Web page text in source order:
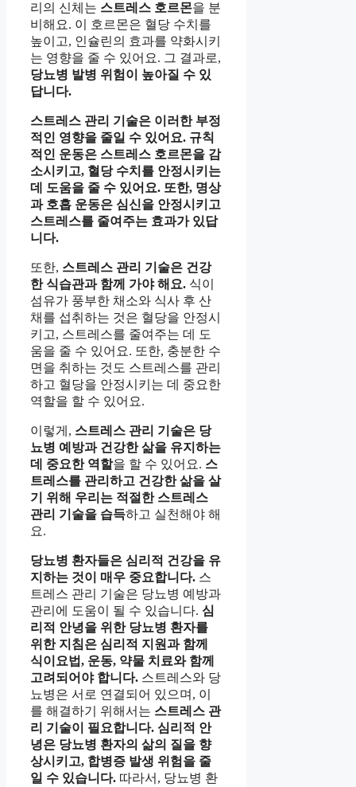
리의 신체는 스트레스 호르몬을 분
비해요. 이 호르몬은 혈당 수치를
높이고, 인슐린의 효과를 약화시키
는 영향을 줄 수 있어요. 그 결과로,
당뇨병 발병 위험이 높아질 수 있
답니다.
스트레스 관리 기술은 이러한 부정
적인 영향을 줄일 수 있어요. 규칙
적인 운동은 스트레스 호르몬을 감
소시키고, 혈당 수치를 안정시키는
데 도움을 줄 수 있어요. 또한, 명상
과 호흡 운동은 심신을 안정시키고
스트레스를 줄여주는 효과가 있답
니다.
또한, 스트레스 관리 기술은 건강
한 식습관과 함께 가야 해요. 식이
섬유가 풍부한 채소와 식사 후 산
채를 섭취하는 것은 혈당을 안정시
키고, 스트레스를 줄여주는 데 도
움을 줄 수 있어요. 또한, 충분한 수
면을 취하는 것도 스트레스를 관리
하고 혈당을 안정시키는 데 중요한
역할을 할 수 있어요.
이렇게, 스트레스 관리 기술은 당
뇨병 예방과 건강한 삶을 유지하는
데 중요한 역할을 할 수 있어요. 스
트레스를 관리하고 건강한 삶을 살
기 위해 우리는 적절한 스트레스
관리 기술을 습득하고 실천해야 해
요.
당뇨병 환자들은 심리적 건강을 유
지하는 것이 매우 중요합니다. 스
트레스 관리 기술은 당뇨병 예방과
관리에 도움이 될 수 있습니다. 심
리적 안녕을 위한 당뇨병 환자를
위한 지침은 심리적 지원과 함께
식이요법, 운동, 약물 치료와 함께
고려되어야 합니다. 스트레스와 당
뇨병은 서로 연결되어 있으며, 이
를 해결하기 위해서는 스트레스 관
리 기술이 필요합니다. 심리적 안
녕은 당뇨병 환자의 삶의 질을 향
상시키고, 합병증 발생 위험을 줄
일 수 있습니다. 따라서, 당뇨병 환